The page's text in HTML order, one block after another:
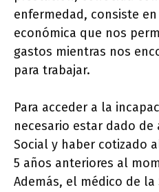
enfermedad, consiste
económica que nos
gastos mientras nos
para trabajar.
Para acceder a la
necesario estar dado de
Social y haber cotizado
5 años anteriores al
Además, el médico de la